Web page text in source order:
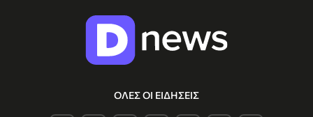
ΟΛΕΣ ΟΙ ΕΙΔΗΣΕΙΣ